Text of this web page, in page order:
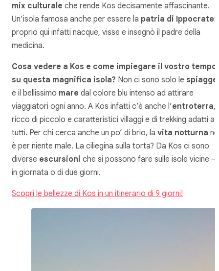
mix culturale che rende Kos decisamente affascinante.
Un’isola famosa anche per essere la patria di Ippocrate:
proprio qui infatti nacque, visse e insegnò il padre della
medicina.
Cosa vedere a Kos e come impiegare il vostro tempo
su questa magnifica isola? Non ci sono solo le spiagge
e il bellissimo mare dal colore blu intenso ad attirare
viaggiatori ogni anno. A Kos infatti c’è anche l’entroterra,
ricco di piccolo e caratteristici villaggi e di trekking adatti a
tutti. Per chi cerca anche un po’ di brio, la vita notturna
è per niente male. La ciliegina sulla torta? Da Kos ci sono
diverse escursioni che si possono fare sulle isole vicine –
in giornata o di due giorni.
Scopri le bellezze di Kos in un itinerario di 9 giorni!